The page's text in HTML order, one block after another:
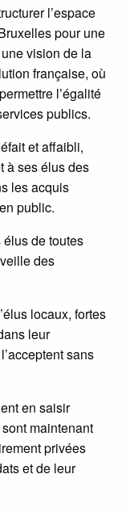
l’espace
pour une
vision de la
française, où
l’égalité
publics.
et affaibli,
à ses élus des
les acquis
public.
de toutes
des
locaux, fortes
leur
sans
en saisir
maintenant
privées
et de leur